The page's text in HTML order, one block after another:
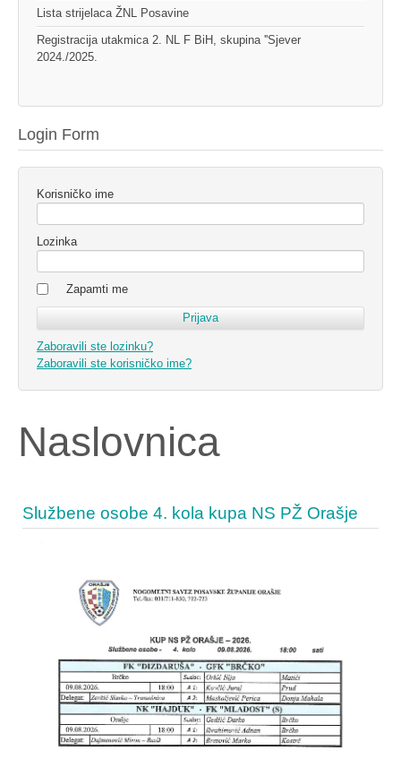
Lista strijelaca ŽNL Posavine
Registracija utakmica 2. NL F BiH, skupina ''Sjever
2024./2025.
Login Form
Korisničko ime
Lozinka
Zapamti me
Zaboravili ste lozinku?
Zaboravili ste korisničko ime?
Naslovnica
Službene osobe 4. kola kupa NS PŽ Orašje